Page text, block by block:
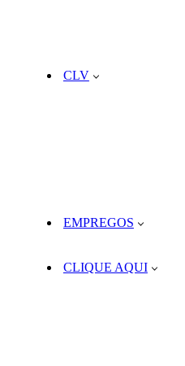
CLV
EMPREGOS
CLIQUE AQUI